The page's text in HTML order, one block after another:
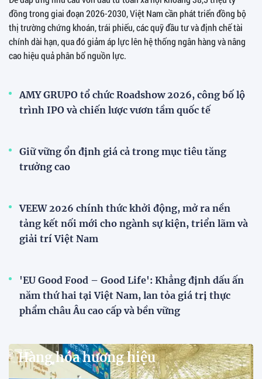
đồng trong giai đoạn 2026-2030, Việt Nam cần phát triển đồng bộ
thị trường chứng khoán, trái phiếu, các quỹ đầu tư và định chế tài
chính dài hạn, qua đó giảm áp lực lên hệ thống ngân hàng và nâng
cao hiệu quả phân bổ nguồn lực.
AMY GRUPO tổ chức Roadshow 2026, công bố lộ
trình IPO và chiến lược vươn tầm quốc tế
Giữ vững ổn định giá cả trong mục tiêu tăng
trưởng cao
VEEW 2026 chính thức khởi động, mở ra nền
tảng kết nối mới cho ngành sự kiện, triển lãm và
giải trí Việt Nam
'EU Good Food – Good Life': Khẳng định dấu ấn
năm thứ hai tại Việt Nam, lan tỏa giá trị thực
phẩm châu Âu cao cấp và bền vững
Hàng hóa hương hiệu